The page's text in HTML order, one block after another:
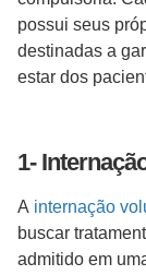
possui seus
destinadas a
estar dos
1-
A internação
buscar
admitido em